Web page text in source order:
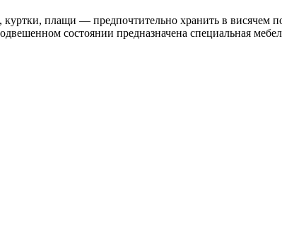
плащи — предпочтительно хранить в висячем
состоянии предназначена специальная